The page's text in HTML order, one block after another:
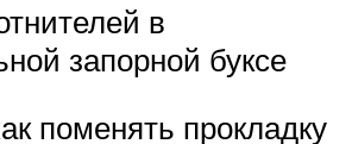
в
запорной буксе
поменять прокладку